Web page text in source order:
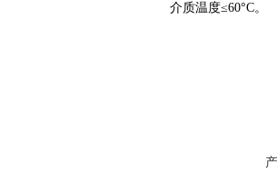
介质温度≤60°C。